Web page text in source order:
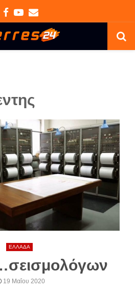
Facebook
Youtube
Email
ΕΛΛΑΔΑ
19 Μαΐου 2020